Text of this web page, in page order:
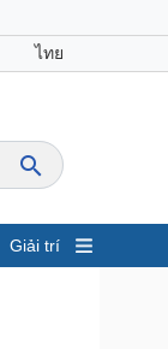
ไทย
Giải trí